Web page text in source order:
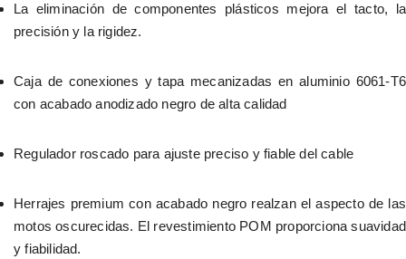
La eliminación de componentes plásticos mejora el tacto, la
precisión y la rigidez.
Caja de conexiones y tapa mecanizadas en aluminio 6061-T6
con acabado anodizado negro de alta calidad
Regulador roscado para ajuste preciso y fiable del cable
Herrajes premium con acabado negro realzan el aspecto de las
motos oscurecidas. El revestimiento POM proporciona suavidad
y fiabilidad.